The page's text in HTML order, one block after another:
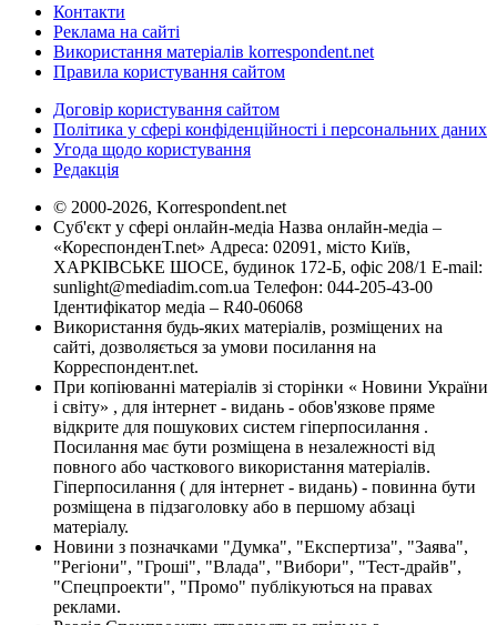
Контакти
Реклама на сайті
Використання матеріалів korrespondent.net
Правила користування сайтом
Договір користування сайтом
Політика у сфері конфіденційності і персональних даних
Угода щодо користування
Редакція
© 2000-2026, Korrespondent.net
Суб'єкт у сфері онлайн-медіа Назва онлайн-медіа –
«КореспонденТ.net» Адреса: 02091, місто Київ,
ХАРКІВСЬКЕ ШОСЕ, будинок 172-Б, офіс 208/1 E-mail:
sunlight@mediadim.com.ua Телефон: 044-205-43-00
Ідентифікатор медіа – R40-06068
Використання будь-яких матеріалів, розміщених на
сайті, дозволяється за умови посилання на
Корреспондент.net.
При копіюванні матеріалів зі сторінки « Новини України
і світу» , для інтернет - видань - обов'язкове пряме
відкрите для пошукових систем гіперпосилання .
Посилання має бути розміщена в незалежності від
повного або часткового використання матеріалів.
Гіперпосилання ( для інтернет - видань) - повинна бути
розміщена в підзаголовку або в першому абзаці
матеріалу.
Новини з позначками "Думка", "Експертиза", "Заява",
"Регіони", "Гроші", "Влада", "Вибори", "Тест-драйв",
"Спецпроекти", "Промо" публікуються на правах
реклами.